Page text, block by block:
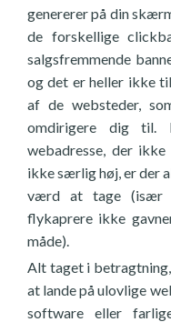
genererer på din
de forskellige
salgsfremmende
og det er heller ikke
af de websteder,
omdirigere dig til.
webadresse, der
ikke særlig høj, er der
værd at tage (især
flykaprere ikke
måde).
Alt taget i
at lande på ulovlige
software eller